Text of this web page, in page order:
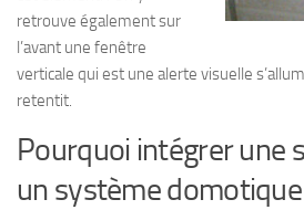
retrouve également sur
l’avant une fenêtre
verticale qui est une alerte visuelle
retentit.
Pourquoi intégrer une
un système domotique